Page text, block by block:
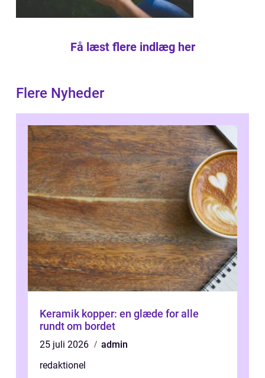
Få læst flere indlæg her
Flere Nyheder
Keramik kopper: en glæde for alle
rundt om bordet
25 juli 2026
admin
redaktionel